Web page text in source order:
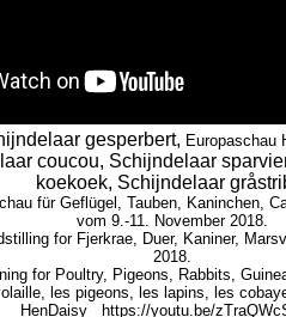
gesperbert, Europaschau
coucou, Schijndelaar
koekoek, Schijndelaar
für Geflügel, Tauben, Kaninchen,
vom 9.-11. November 2018.
for Fjerkrae, Duer, Kaniner,
2018.
for Poultry, Pigeons, Rabbits,
les pigeons, les lapins, les
HenDaisyhttps://youtu.be/